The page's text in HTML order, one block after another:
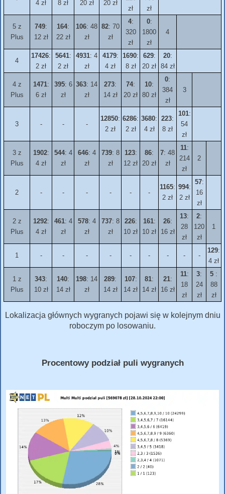
4 zł
8 zł
20 zł
20 zł
zł
zł
5 z
Plus
749:
12 zł
164:
22 zł
106: 48
zł
82: 70
zł
4:
320
zł
0:
1800
zł
4
4
17426:
2 zł
5641:
2 zł
4931: 4
zł
4179:
4 zł
1690:
8 zł
629:
20 zł
20:
84 zł
4 z
Plus
1471:
6 zł
395: 6
zł
363: 14
zł
273:
14 zł
74:
20 zł
10:
80 zł
0:
384
zł
3
3 - - -
12850:
2 zł
6286:
2 zł
3680:
4 zł
223:
8 zł
101:
54
zł
3 z
Plus
1902:
4 zł
544: 4
zł
646: 4
zł
739: 8
zł
123:
12 zł
86:
20 zł
7: 48
zł
11:
214
zł
2
2 - - - - - -
1165:
2 zł
994:
2 zł
57:
16
zł
2 z
Plus
1292:
4 zł
461: 4
zł
578: 4
zł
737: 8
zł
226:
10 zł
161:
10 zł
26:
16 zł
13:
28
zł
2:
120
zł
1
1 - - - - - - - - -
129:
4 zł
1 z
Plus
343:
10 zł
140:
14 zł
198: 14
zł
289:
14 zł
107:
14 zł
81:
14 zł
21:
16 zł
11:
18
zł
3:
24
zł
5 :
88
zł
Lokalizacja głównych wygranych pojawi się w kolejnym dniu
roboczym po losowaniu.
Procentowy podział puli wygranych